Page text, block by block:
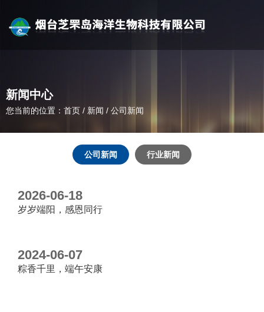
新闻中心
您当前的位置：首页 / 新闻 / 公司新闻
公司新闻 行业新闻
2026-06-18
岁岁端阳，感恩同行
2024-06-07
粽香千里，端午安康